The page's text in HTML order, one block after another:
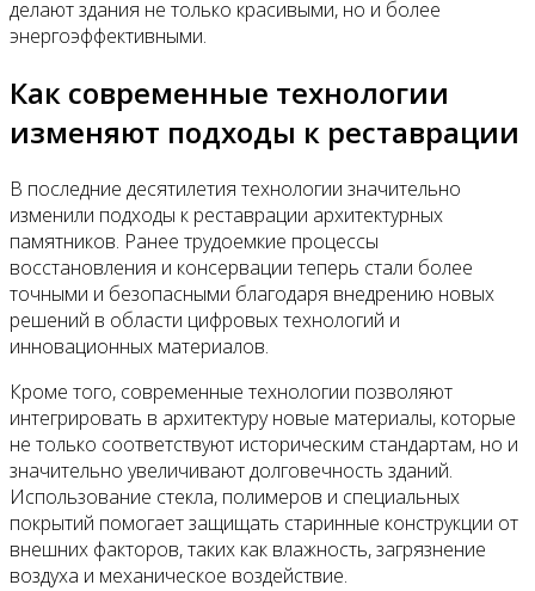
делают здания не только красивыми, но и более
энергоэффективными.
Как современные технологии
изменяют подходы к реставрации
В последние десятилетия технологии значительно
изменили подходы к реставрации архитектурных
памятников. Ранее трудоемкие процессы
восстановления и консервации теперь стали более
точными и безопасными благодаря внедрению новых
решений в области цифровых технологий и
инновационных материалов.
Кроме того, современные технологии позволяют
интегрировать в архитектуру новые материалы, которые
не только соответствуют историческим стандартам, но и
значительно увеличивают долговечность зданий.
Использование стекла, полимеров и специальных
покрытий помогает защищать старинные конструкции от
внешних факторов, таких как влажность, загрязнение
воздуха и механическое воздействие.